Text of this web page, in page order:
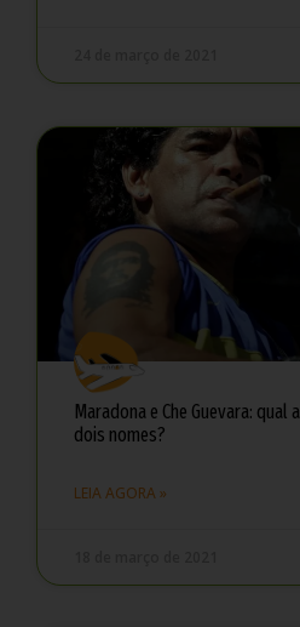
Maradona e Che Guevara: qual
dois nomes?
LEIA AGORA »